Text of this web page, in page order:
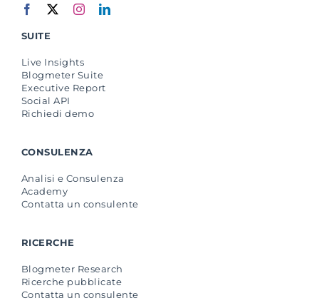
SUITE
Live Insights
Blogmeter Suite
Executive Report
Social API
Richiedi demo
CONSULENZA
Analisi e Consulenza
Academy
Contatta un consulente
RICERCHE
Blogmeter Research
Ricerche pubblicate
Contatta un consulente